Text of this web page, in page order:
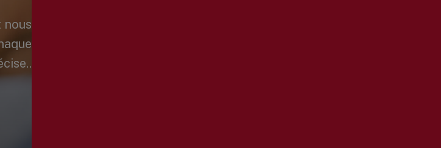
nous